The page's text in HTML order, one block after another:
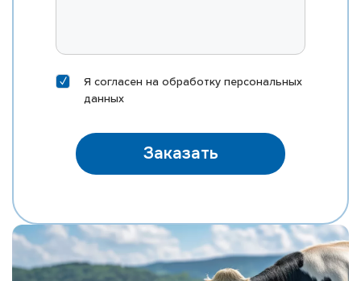
Я согласен на обработку персональных
данных
Заказать